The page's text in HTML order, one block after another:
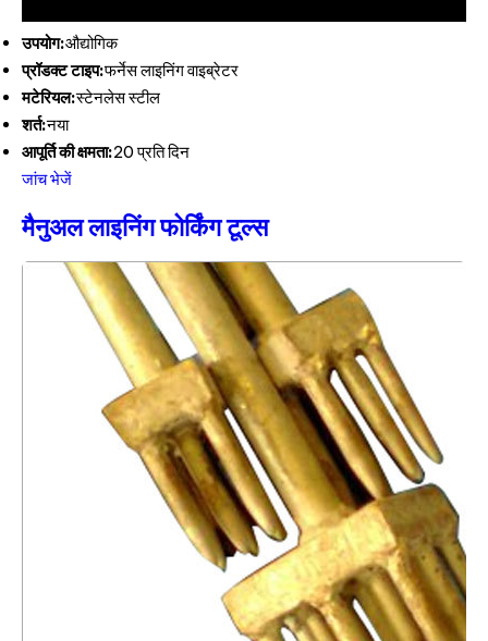
उपयोग:औद्योगिक
प्रॉडक्ट टाइप:फर्नेस लाइनिंग वाइब्रेटर
मटेरियल:स्टेनलेस स्टील
शर्त:नया
आपूर्ति की क्षमता:20 प्रति दिन
जांच भेजें
मैनुअल लाइनिंग फोर्किंग टूल्स